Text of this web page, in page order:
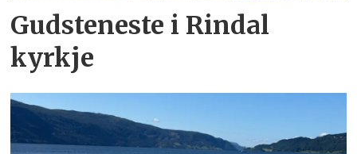
Gudsteneste i Rindal
kyrkje